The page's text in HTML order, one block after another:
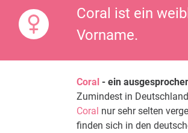
Coral ist ein
Vorname.
Coral - ein
Zumindest in
Coral nur sehr selten
finden sich in den